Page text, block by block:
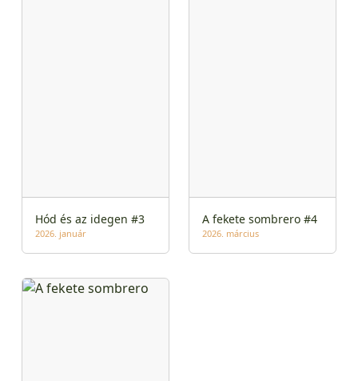
Hód és az idegen #3
2026. január
A fekete sombrero #4
2026. március